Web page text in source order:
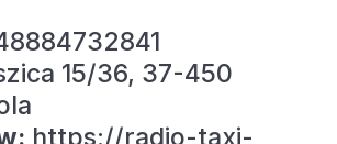
15/36, 37-450
https://radio-taxi-